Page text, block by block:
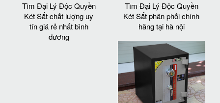
Tìm Đại Lý Độc Quyền
Két Sắt chất lượng uy
tín giá rẻ nhất bình
dương
Tìm Đại Lý Độc Quyền
Két Sắt phân phối chính
hãng tại hà nội